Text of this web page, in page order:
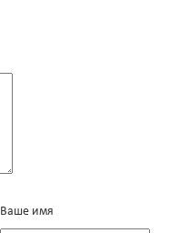
Ваше имя